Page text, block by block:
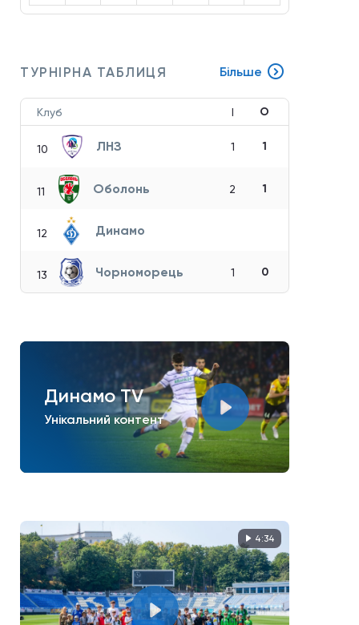
ТУРНІРНА ТАБЛИЦЯ Більше
Клуб І О
10 ЛНЗ 1 1
11 Оболонь 2 1
12 Динамо
13 Чорноморець 1 0
Динамо TV
Унікальний контент
4:34